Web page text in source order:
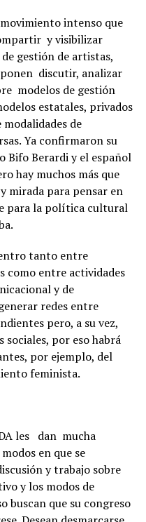
intenso que
y visibilizar
gestión de artistas,
discutir, analizar
modelos de gestión
estatales, privados
modalidades de
Ya confirmaron su
Bifo Berardi y el español
hay muchos más que
mirada para pensar en
para la política cultural
tanto entre
como entre actividades
y de
redes entre
pero, a su vez,
por eso habrá
por ejemplo, del
feminista.
les dan mucha
en que se
y trabajo sobre
y los modos de
buscan que su congreso